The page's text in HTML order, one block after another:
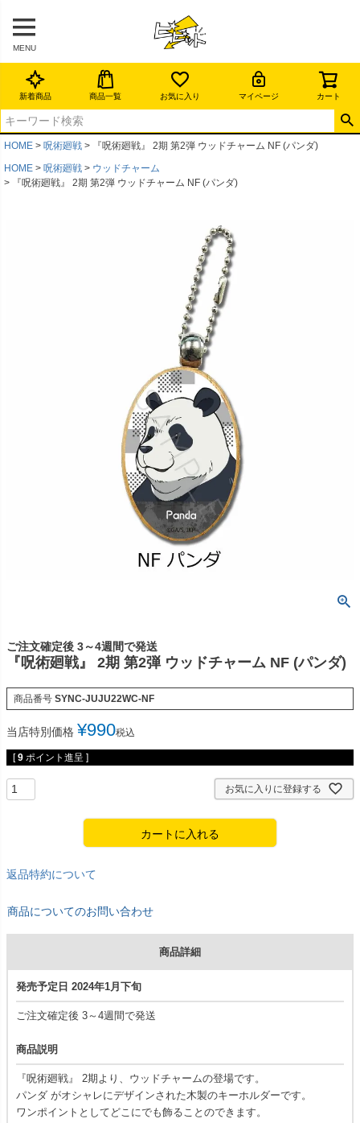
MENU
新着商品 商品一覧 お気に入り マイページ カート
HOME 呪術廻戦
『呪術廻戦』 2期 第2弾 ウッドチャーム NF (パンダ)
HOME
呪術廻戦
ウッドチャーム
『呪術廻戦』 2期 第2弾 ウッドチャーム NF (パンダ)
ご注文確定後 3～4週間で発送
『呪術廻戦』 2期 第2弾 ウッドチャーム NF (パンダ)
商品番号 SYNC-JUJU22WC-NF
当店特別価格 ¥990税込
[ 9 ポイント進呈 ]
お気に入りに登録する
カートに入れる
返品特約について
商品についてのお問い合わせ
商品詳細
発売予定日 2024年1月下旬
ご注文確定後 3～4週間で発送
商品説明
『呪術廻戦』 2期より、ウッドチャームの登場です。
パンダ がオシャレにデザインされた木製のキーホルダーです。
ワンポイントとしてどこにでも飾ることのできます。